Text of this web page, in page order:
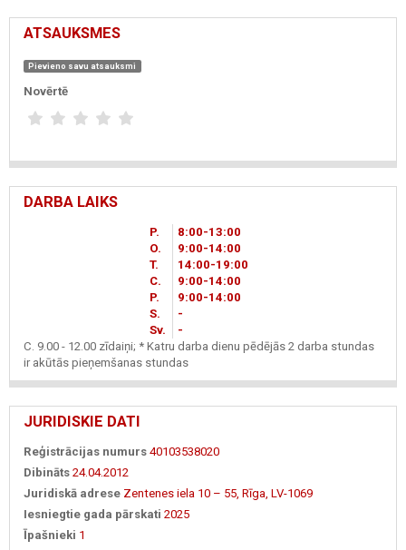
ATSAUKSMES
Pievieno savu atsauksmi
Novērtē
DARBA LAIKS
P. 8 00-13 00
O.
9 00-14 00
T.
14 00-19 00
C.
9 00-14 00
P.
9 00-14 00
S.
-
Sv.
-
C. 9.00 - 12.00 zīdaiņi; * Katru darba dienu pēdējās 2 darba stundas
ir akūtās pieņemšanas stundas
JURIDISKIE DATI
Reģistrācijas numurs 40103538020
Dibināts 24.04.2012
Juridiskā adrese Zentenes iela 10 – 55, Rīga, LV-1069
Iesniegtie gada pārskati 2025
Īpašnieki 1